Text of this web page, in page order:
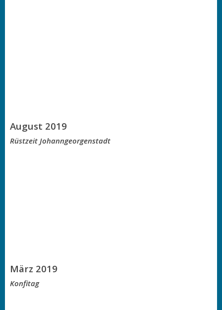
August 2019
Rüstzeit Johanngeorgenstadt
März 2019
Konfitag